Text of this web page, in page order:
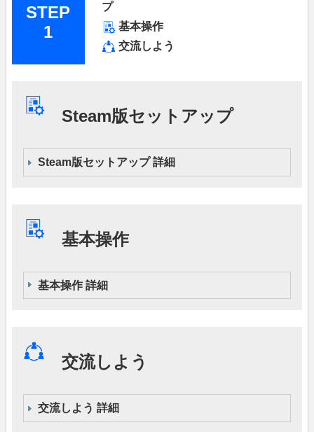
STEP
1
プ
基本操作
交流しよう
Steam版セットアップ
Steam版セットアップ 詳細
基本操作
基本操作 詳細
交流しよう
交流しよう 詳細